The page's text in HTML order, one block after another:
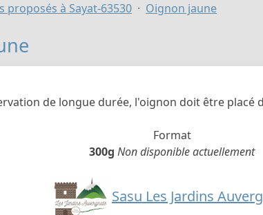
proposés à Sayat-63530 Oignon jaune
de longue durée, l'oignon doit être placé
Format
300g Non disponible actuellement
Sasu Les Jardins